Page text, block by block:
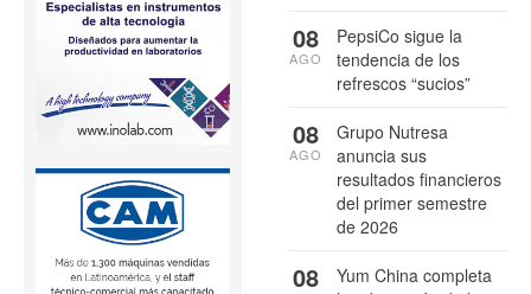
PepsiCo sigue la
tendencia de los
refrescos “sucios”
08
AGO
Grupo Nutresa
anuncia sus
resultados financieros
del primer semestre
de 2026
08
AGO
Yum China completa
08